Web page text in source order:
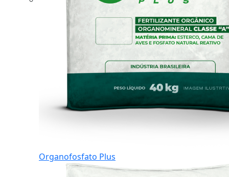
Organofosfato Plus